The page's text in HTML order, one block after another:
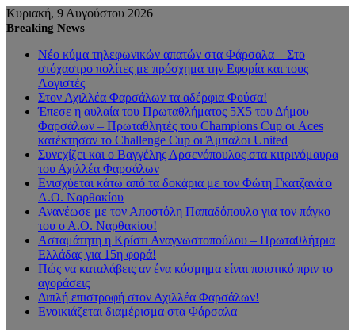
Κυριακή, 9 Αυγούστου 2026
Breaking News
Νέο κύμα τηλεφωνικών απατών στα Φάρσαλα – Στο
στόχαστρο πολίτες με πρόσχημα την Εφορία και τους
Λογιστές
Στον Αχιλλέα Φαρσάλων τα αδέρφια Φούσα!
Έπεσε η αυλαία του Πρωταθλήματος 5Χ5 του Δήμου
Φαρσάλων – Πρωταθλητές του Champions Cup οι Aces
κατέκτησαν το Challenge Cup οι Άμπαλοι United
Συνεχίζει και ο Βαγγέλης Αρσενόπουλος στα κιτρινόμαυρα
του Αχιλλέα Φαρσάλων
Ενισχύεται κάτω από τα δοκάρια με τον Φώτη Γκατζανά ο
Α.Ο. Ναρθακίου
Ανανέωσε με τον Αποστόλη Παπαδόπουλο για τον πάγκο
του ο Α.Ο. Ναρθακίου!
Ασταμάτητη η Κρίστι Αναγνωστοπούλου – Πρωταθλήτρια
Ελλάδας για 15η φορά!
Πώς να καταλάβεις αν ένα κόσμημα είναι ποιοτικό πριν το
αγοράσεις
Διπλή επιστροφή στον Αχιλλέα Φαρσάλων!
Ενοικιάζεται διαμέρισμα στα Φάρσαλα